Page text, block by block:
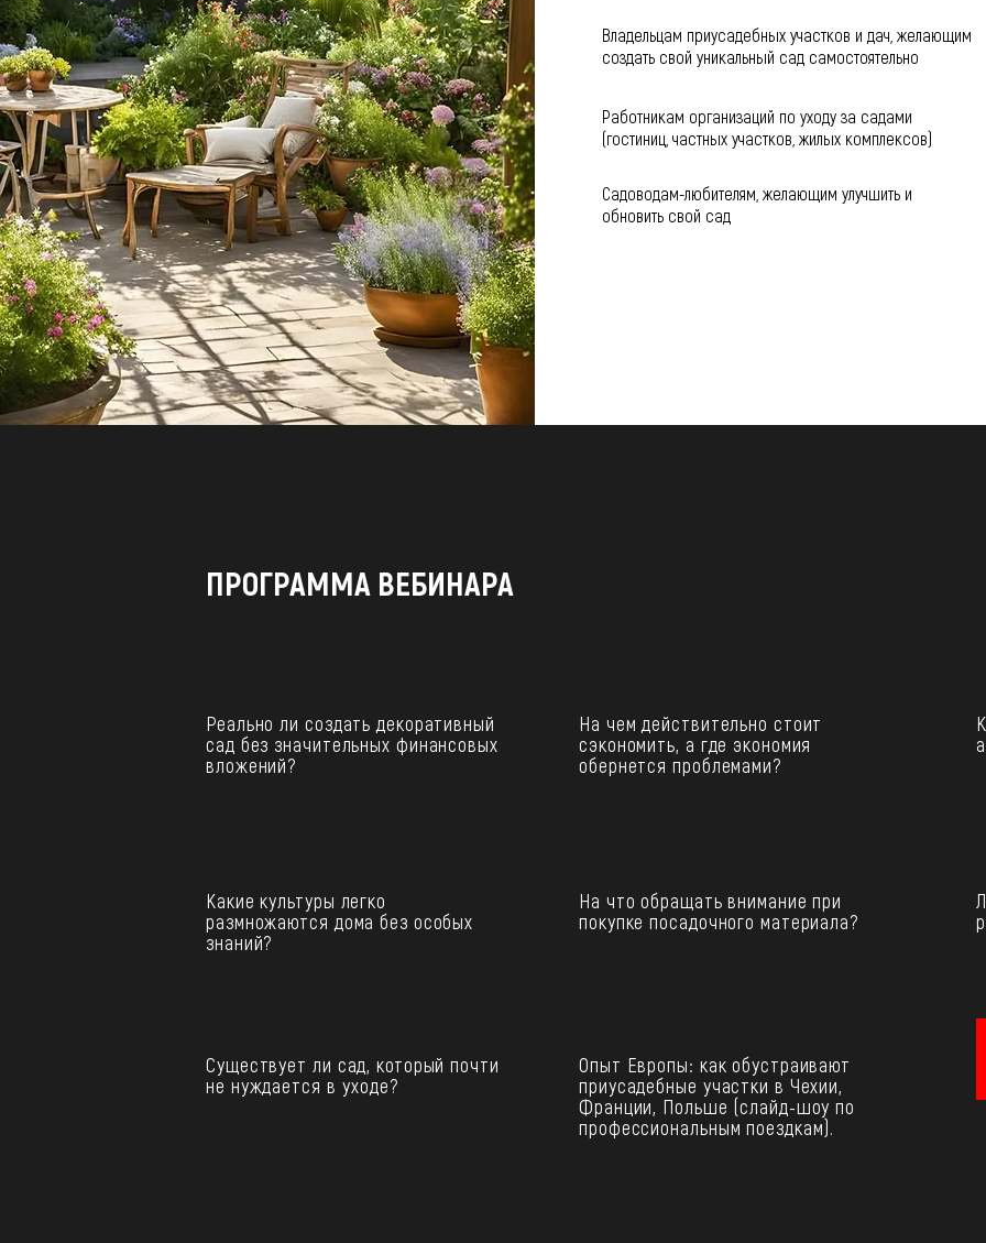
Владельцам приусадебных участков и дач, желающим
создать свой уникальный сад самостоятельно
Работникам организаций по уходу за садами
(гостиниц, частных участков, жилых комплексов)
Садоводам-любителям, желающим улучшить и
обновить свой сад
ПРОГРАММА ВЕБИНАРА
Реально ли создать декоративный
сад без значительных финансовых
вложений?
Какие культуры легко
размножаются дома без особых
знаний?
Существует ли сад, который почти
не нуждается в уходе?
На чем действительно стоит
сэкономить, а где экономия
обернется проблемами?
На что обращать внимание при
покупке посадочного материала?
Опыт Европы: как обустраивают
приусадебные участки в Чехии,
Франции, Польше (слайд-шоу по
профессиональным поездкам).